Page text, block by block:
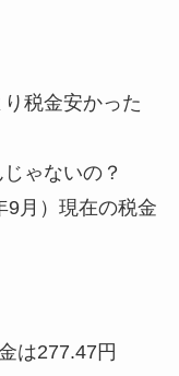
税金安かった
じゃないの？
9月）現在の税金
は277.47円